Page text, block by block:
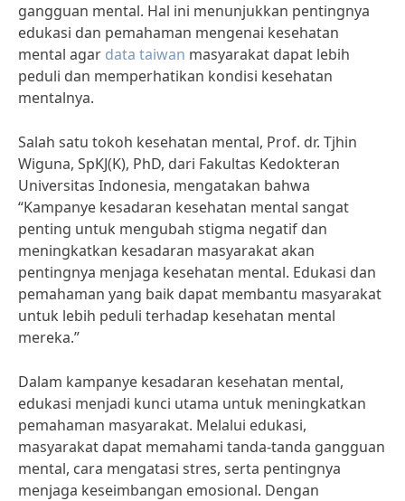
gangguan mental. Hal ini menunjukkan pentingnya
edukasi dan pemahaman mengenai kesehatan
mental agar data taiwan masyarakat dapat lebih
peduli dan memperhatikan kondisi kesehatan
mentalnya.
Salah satu tokoh kesehatan mental, Prof. dr. Tjhin
Wiguna, SpKJ(K), PhD, dari Fakultas Kedokteran
Universitas Indonesia, mengatakan bahwa
“Kampanye kesadaran kesehatan mental sangat
penting untuk mengubah stigma negatif dan
meningkatkan kesadaran masyarakat akan
pentingnya menjaga kesehatan mental. Edukasi dan
pemahaman yang baik dapat membantu masyarakat
untuk lebih peduli terhadap kesehatan mental
mereka.”
Dalam kampanye kesadaran kesehatan mental,
edukasi menjadi kunci utama untuk meningkatkan
pemahaman masyarakat. Melalui edukasi,
masyarakat dapat memahami tanda-tanda gangguan
mental, cara mengatasi stres, serta pentingnya
menjaga keseimbangan emosional. Dengan